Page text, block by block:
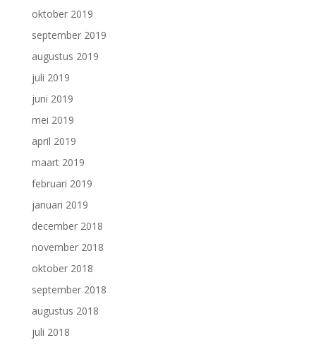
oktober 2019
september 2019
augustus 2019
juli 2019
juni 2019
mei 2019
april 2019
maart 2019
februari 2019
januari 2019
december 2018
november 2018
oktober 2018
september 2018
augustus 2018
juli 2018